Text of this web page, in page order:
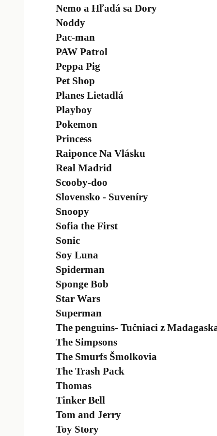
Nemo a Hľadá sa Dory
Noddy
Pac-man
PAW Patrol
Peppa Pig
Pet Shop
Planes Lietadlá
Playboy
Pokemon
Princess
Raiponce Na Vlásku
Real Madrid
Scooby-doo
Slovensko - Suveníry
Snoopy
Sofia the First
Sonic
Soy Luna
Spiderman
Sponge Bob
Star Wars
Superman
The penguins- Tučniaci z
The Simpsons
The Smurfs Šmolkovia
The Trash Pack
Thomas
Tinker Bell
Tom and Jerry
Toy Story